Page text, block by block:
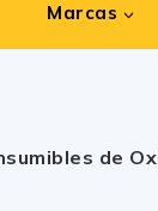
Marcas
de